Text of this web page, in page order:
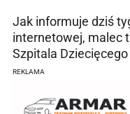
Jak informuje dziś
internetowej, malec
Szpitala
REKLAMA